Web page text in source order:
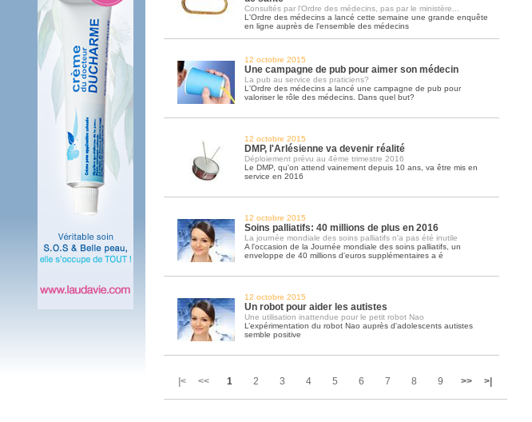
Consultés par l'Ordre des médecins, pas par le ministère...
L'Ordre des médecins a lancé cette semaine une grande enquête
en ligne auprès de l'ensemble des médecins
12 octobre 2015
Une campagne de pub pour aimer son médecin
La pub au service des praticiens?
L'Ordre des médecins a lancé une campagne de pub pour
valoriser le rôle des médecins. Dans quel but?
12 octobre 2015
DMP, l'Arlésienne va devenir réalité
Déploiement prévu au 4ème trimestre 2016
Le DMP, qu'on attend vainement depuis 10 ans, va être mis en
service en 2016
12 octobre 2015
Soins palliatifs: 40 millions de plus en 2016
La journée mondiale des soins palliatifs n'a pas été inutile
A l'occasion de la Journée mondiale des soins palliatifs, un
enveloppe de 40 millions d'euros supplémentaires a é
12 octobre 2015
Un robot pour aider les autistes
Une utilisation inattendue pour le petit robot Nao
L’expérimentation du robot Nao auprès d'adolescents autistes
semble positive
|< << 1 2 3 4 5 6 7 8 9 >> >|